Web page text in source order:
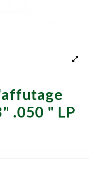
.050 " LP